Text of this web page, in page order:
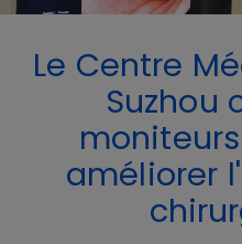
Le Centre
Suzhou
améliorer